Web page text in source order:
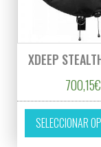
XDEEP
700,15€
SELECCIONAR